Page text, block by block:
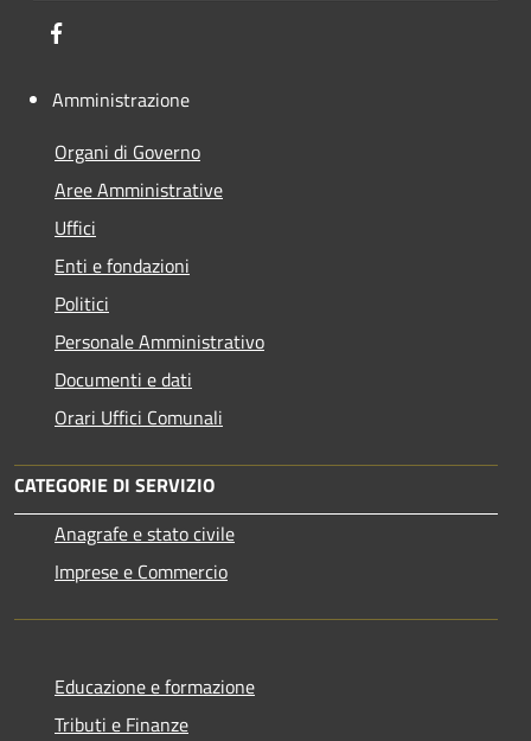
Amministrazione
Organi di Governo
Aree Amministrative
Uffici
Enti e fondazioni
Politici
Personale Amministrativo
Documenti e dati
Orari Uffici Comunali
CATEGORIE DI SERVIZIO
Anagrafe e stato civile
Imprese e Commercio
Educazione e formazione
Tributi e Finanze